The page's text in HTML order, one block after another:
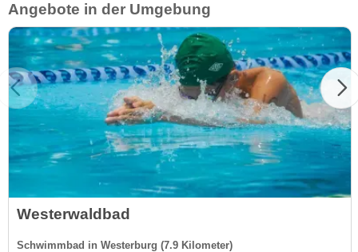
Angebote in der Umgebung
Westerwaldbad
Schwimmbad in Westerburg (7.9 Kilometer)